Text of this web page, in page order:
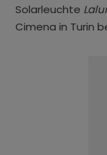
Solarleuchte
Cimena in Turin